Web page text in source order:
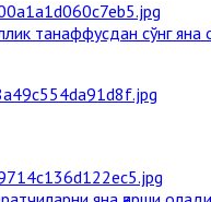
танаффусдан сўнг яна